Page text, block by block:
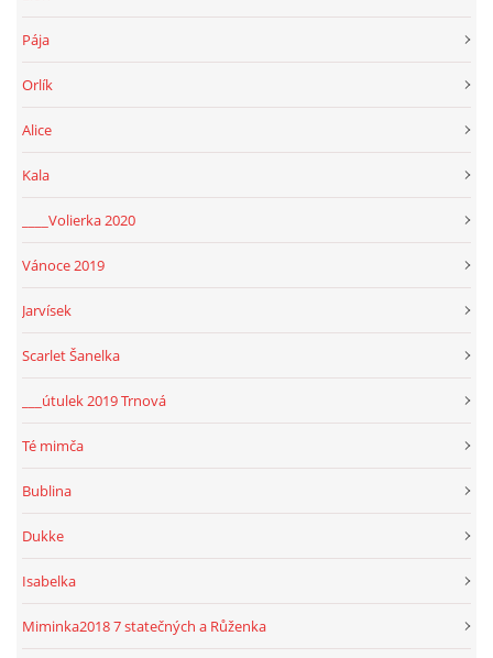
Pája
Orlík
Alice
Kala
____Volierka 2020
Vánoce 2019
Jarvísek
Scarlet Šanelka
___útulek 2019 Trnová
Té mimča
Bublina
Dukke
Isabelka
Miminka2018 7 statečných a Růženka